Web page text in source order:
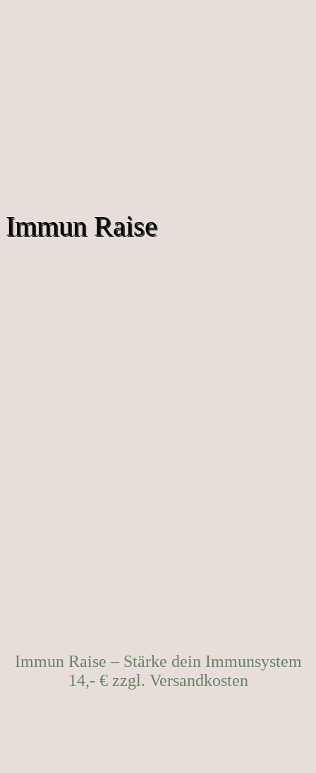
Immun Raise
Immun Raise – Stärke dein Immunsystem
14,- € zzgl. Versandkosten